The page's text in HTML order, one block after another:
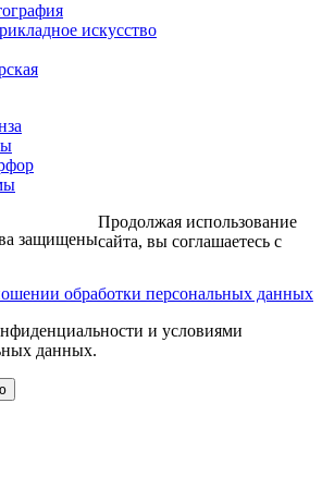
искусство
защищены
обработки персональных данных
Продолжая использование
сайта, вы соглашаетесь с
и условиями
данных.